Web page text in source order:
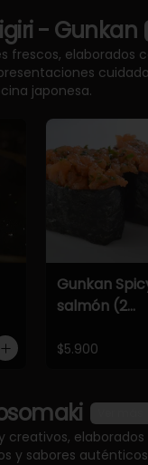
- Gunkan
frescos, elaborados
japonesa.
Gunkan
salmón (2
$5.900
creativos,
y sabores